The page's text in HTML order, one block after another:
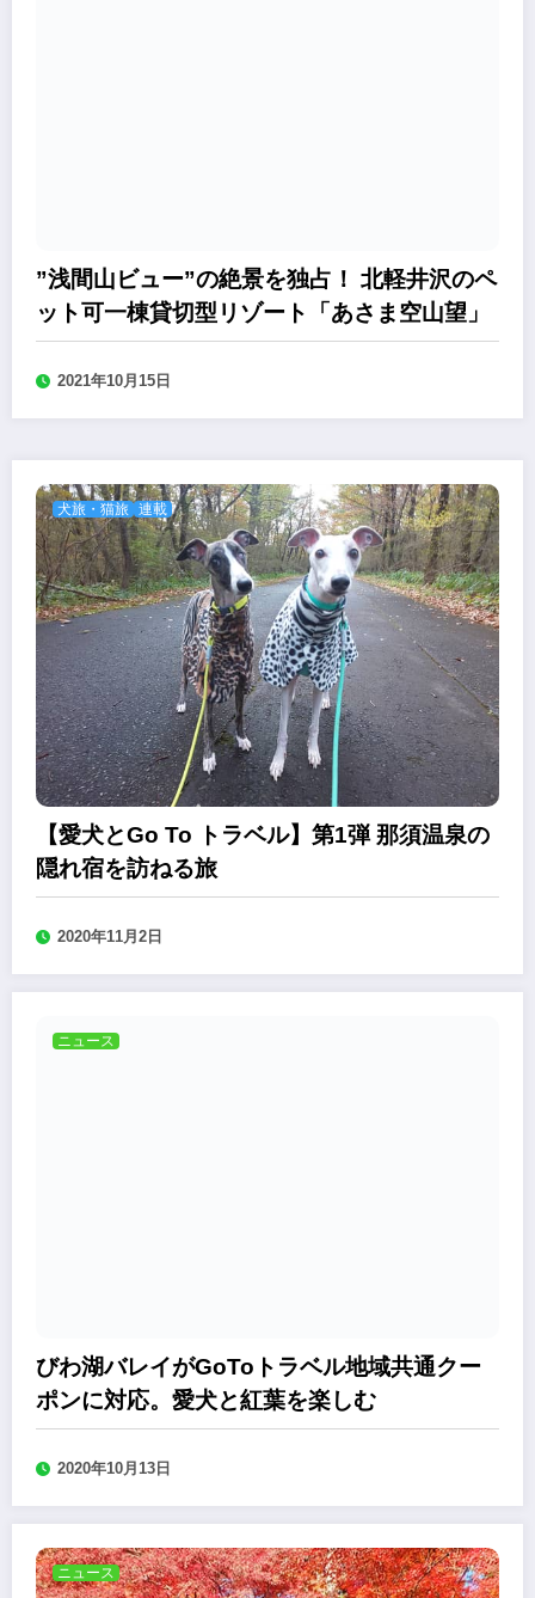
”浅間山ビュー”の絶景を独占！ 北軽井沢のペ
ット可一棟貸切型リゾート「あさま空山望」
2021年10月15日
犬旅・猫旅 連載
【愛犬とGo To トラベル】第1弾 那須温泉の
隠れ宿を訪ねる旅
2020年11月2日
ニュース
びわ湖バレイがGoToトラベル地域共通クー
ポンに対応。愛犬と紅葉を楽しむ
2020年10月13日
ニュース